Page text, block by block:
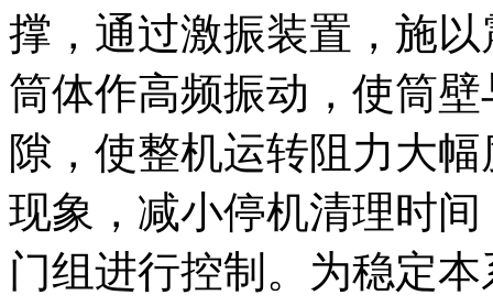
撑，通过激振装置，施
筒体作高频振动，使筒
隙，使整机运转阻力大
现象，减小停机清理时
门组进行控制。为稳定